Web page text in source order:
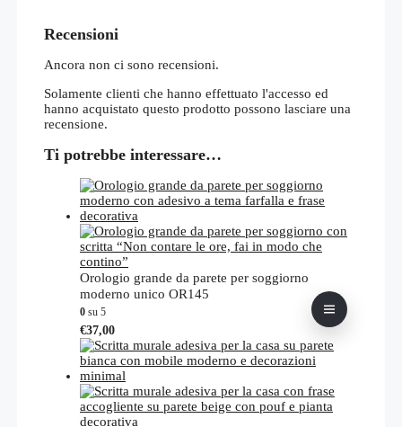
Recensioni
Ancora non ci sono recensioni.
Solamente clienti che hanno effettuato l'accesso ed
hanno acquistato questo prodotto possono lasciare una
recensione.
Ti potrebbe interessare…
Orologio grande da parete per soggiorno
moderno unico OR145
0 su 5
€37,00Questo
prodotto
ha
più
varianti.
Le
opzioni